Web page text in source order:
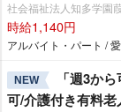
社会福祉法人知多学園
時給1,140円
アルバイト・パート /
NEW
「週3か
可/介護付き有料